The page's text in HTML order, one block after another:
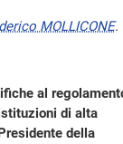
MOLLICONE.
al
di alta
della